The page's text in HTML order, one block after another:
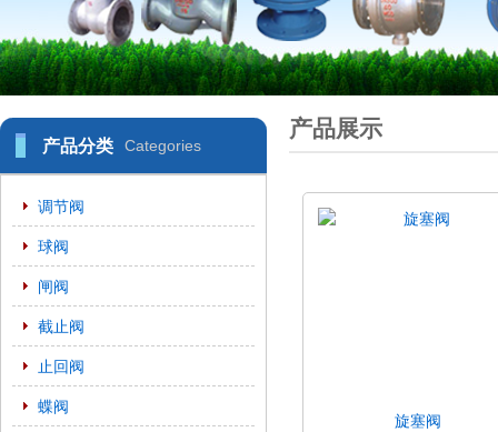
产品分类 Categories
调节阀
球阀
闸阀
截止阀
止回阀
蝶阀
产品展示
旋塞阀